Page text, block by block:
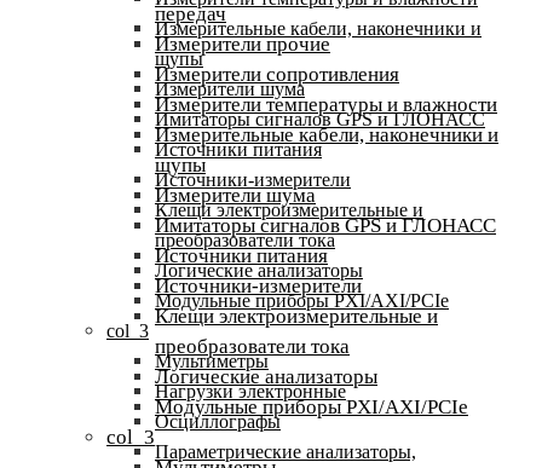
Измерительные кабели, наконечники и
щупы
Измерители шума
Имитаторы сигналов GPS и ГЛОНАСС
Источники питания
Источники-измерители
Клещи электроизмерительные и
преобразователи тока
Логические анализаторы
Модульные приборы PXI/AXI/PCIe
col_3
Мультиметры
Нагрузки электронные
Осциллографы
Параметрические анализаторы,
передач
Измерители прочие
Измерители сопротивления
Измерители температуры и влажности
Измерительные кабели, наконечники и
щупы
Измерители шума
Имитаторы сигналов GPS и ГЛОНАСС
Источники питания
Источники-измерители
Клещи электроизмерительные и
преобразователи тока
Логические анализаторы
Модульные приборы PXI/AXI/PCIe
col_3